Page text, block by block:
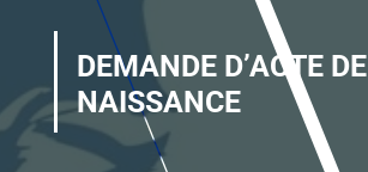
DEMANDE D’ACTE DE
NAISSANCE